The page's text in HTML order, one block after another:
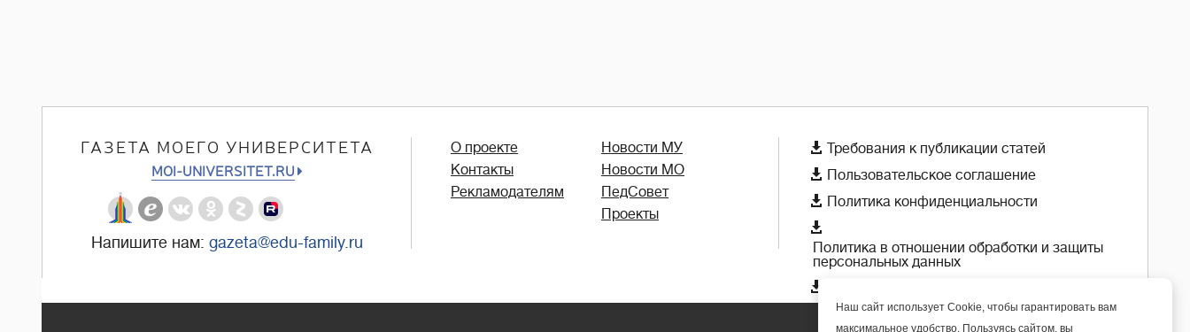
ГАЗЕТА МОЕГО УНИВЕРСИТЕТА
MOI-UNIVERSITET.RU
Напишите нам: gazeta@edu-family.ru
О проекте
Контакты
Рекламодателям
Новости МУ
Новости МО
ПедСовет
Проекты
 Требования к публикации статей
 Пользовательское соглашение
 Политика конфиденциальности

Политика в отношении обработки и защиты
персональных данных

Наш сайт использует Cookie, чтобы гарантировать вам
максимальное удобство. Пользуясь сайтом, вы